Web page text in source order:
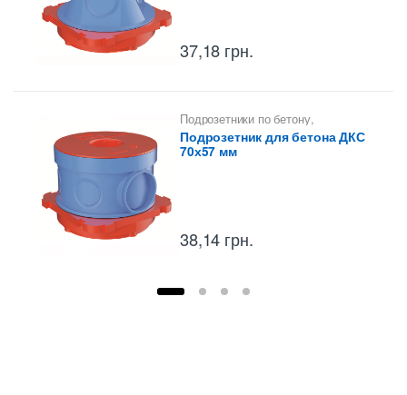
37,18 грн.
Подрозетники по бетону,
Установочная коробка для заливки
в бетон ДКС
Подрозетник для бетона ДКС
70х57 мм
38,14 грн.